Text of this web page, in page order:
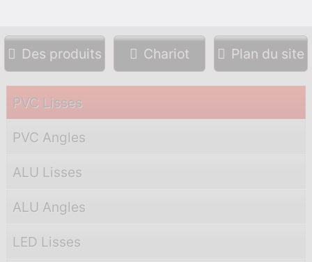
Des produits Chariot Plan du site
PVC Lisses
PVC Angles
ALU Lisses
ALU Angles
LED Lisses